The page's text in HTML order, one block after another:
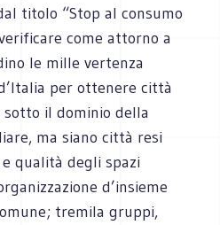
titolo “Stop al consumo
come attorno a
le mille vertenza
per ottenere città
sotto il dominio della
ma siano città resi
qualità degli spazi
d’insieme
tremila gruppi,